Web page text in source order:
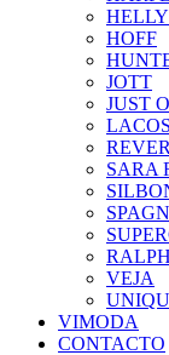
HOFF
JOTT
JUST
SARA
VEJA
VIMODA
CONTACTO